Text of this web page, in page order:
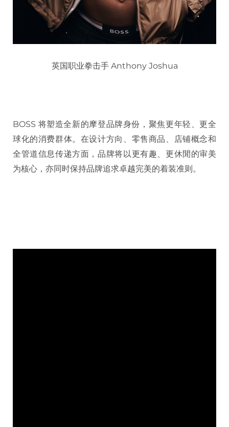
英国职业拳击手 Anthony Joshua
BOSS 将塑造全新的摩登品牌身份，聚焦更年轻、更全
球化的消费群体。在设计方向、零售商品、店铺概念和
全管道信息传递方面，品牌将以更有趣、更休閒的审美
为核心，亦同时保持品牌追求卓越完美的着装准则。